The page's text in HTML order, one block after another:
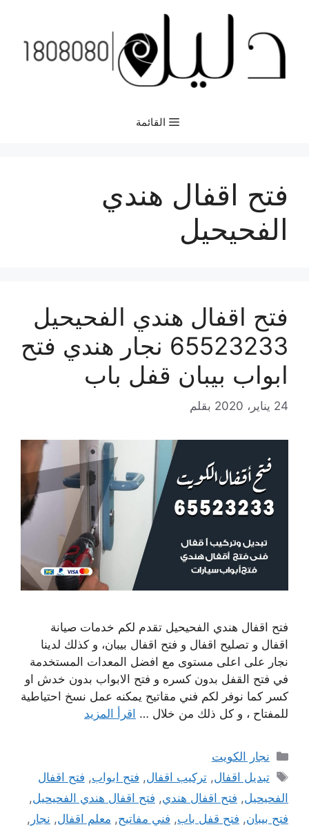
المحتوى
القائمة
فتح اقفال هندي
الفحيحيل
فتح اقفال هندي الفحيحيل
65523233 نجار هندي فتح
ابواب بيبان قفل باب
24 يناير، 2020 بقلم
فتح اقفال هندي الفحيحيل تقدم لكم خدمات صيانة
اقفال و تصليح اقفال و فتح اقفال بيبان، و كذلك لدينا
نجار على اعلى مستوى مع افضل المعدات المستخدمة
في فتح القفل بدون كسره و فتح الابواب بدون خدش او
كسر كما نوفر لكم فني مقاتيح يمكنه عمل نسخ احتياطية
للمفتاح ، و كل ذلك من خلال … اقرأ المزيد
التصنيفات
نجار الكويت
الوسوم
تبديل اقفال,تركيب اقفال, فتح ابواب, فتح اقفال
الفحيحيل, فتح اقفال هندي, فتح اقفال هندي الفحيحيل,
فتح بيبان, فتح قفل باب, فني مفاتيح, معلم اقفال, نجار ,